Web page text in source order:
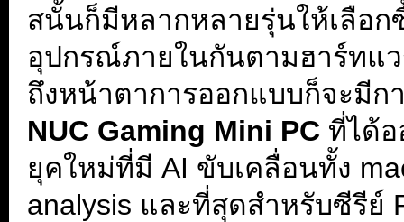
สนั้นก็มีหลากหลายรุ่นให้เลือก
อุปกรณ์ภายในกันตามฮาร์ทแ
ถึงหน้าตาการออกแบบก็จะมีก
NUC Gaming Mini PC ที่ได้
ยุคใหม่ที่มี AI ขับเคลื่อนทั้ง
analysis และที่สุดสำหรับซีรีย์